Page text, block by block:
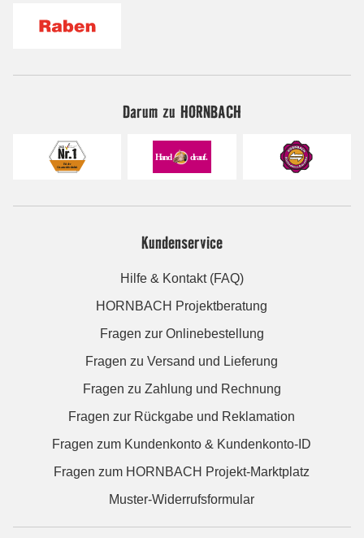
Darum zu HORNBACH
Kundenservice
Hilfe & Kontakt (FAQ)
HORNBACH Projektberatung
Fragen zur Onlinebestellung
Fragen zu Versand und Lieferung
Fragen zu Zahlung und Rechnung
Fragen zur Rückgabe und Reklamation
Fragen zum Kundenkonto & Kundenkonto-ID
Fragen zum HORNBACH Projekt-Marktplatz
Muster-Widerrufsformular